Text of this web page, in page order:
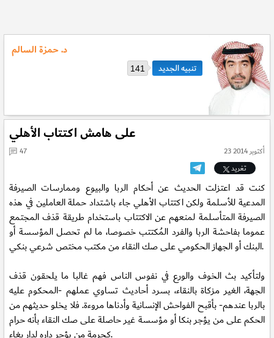
د. حمزة السالم
141
على هامش اكتتاب الأهلي
23 أكتوبر 2014
47
تغريد
كنت قد اعتزلت الحديث عن أحكام الربا والبيوع وممارسات الصيرفة
المدعية للأسلمة ولكن اكتتاب الأهلي جاء باشتداد حملة العاملين في هذه
الصيرفة المتأسلمة لمنعهم عن الاكتتاب باستخدام طريقة قذف المجتمع
عموما بفاحشة الربا والفرد المُكتتب خصوصا، ما لم تحصل المؤسسة أو
البنك أو الجهاز الحكومي على صك النقاء من مكتب مختص شرعي بنكي.
ولتأكيد بث الخوف والورع في نفوس الناس فهم غالبا ما يلحقون قذف
الجهة، الغير مزكاة بالنقاء، بسرد أحاديث تساوي عملهم -المحكوم عليه
بالربا عندهم- بأقبح الفواحش الإنسانية وأدناها مروءة. فلا يخلو حديثهم من
الحكم على من يؤجر بنكا أو مؤسسة غير حاصلة على صك النقاء بأنه حرام
كحرمة من يؤجر داره لدار بغاء.